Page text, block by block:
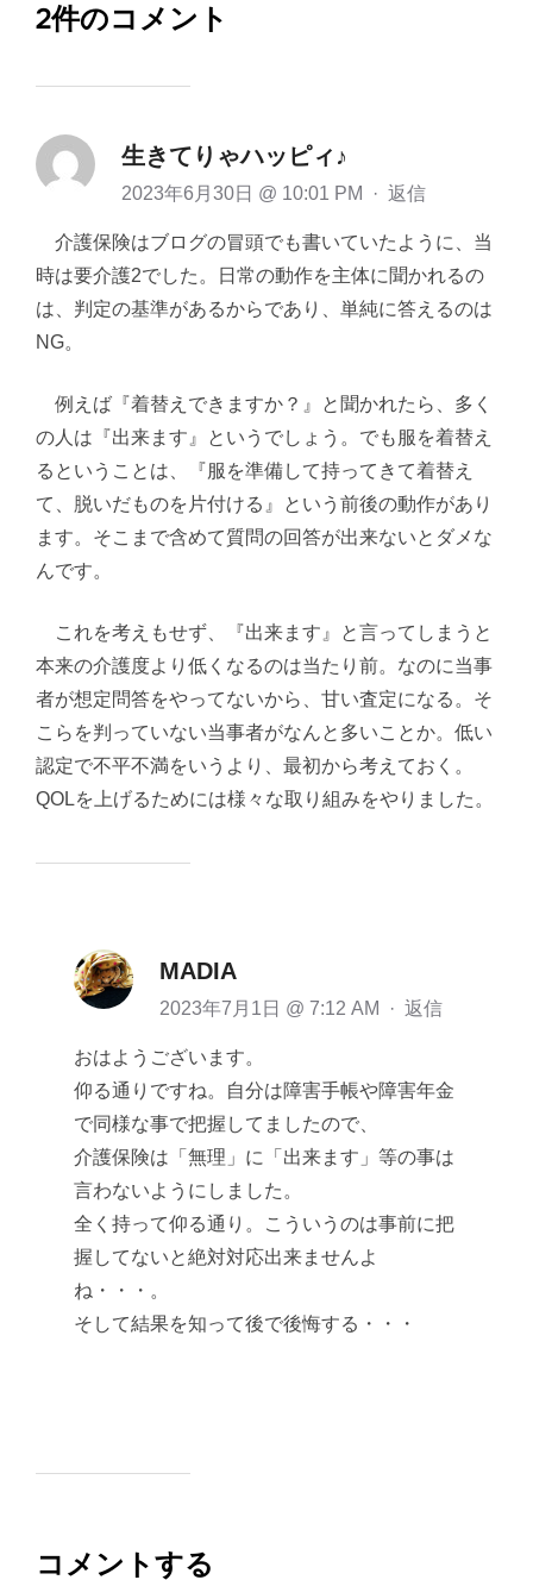
2件のコメント
生きてりゃハッピィ♪
2023年6月30日 @ 10:01 PM · 返信
介護保険はブログの冒頭でも書いていたように、当
時は要介護2でした。日常の動作を主体に聞かれるの
は、判定の基準があるからであり、単純に答えるのは
NG。
例えば『着替えできますか？』と聞かれたら、多く
の人は『出来ます』というでしょう。でも服を着替え
るということは、『服を準備して持ってきて着替え
て、脱いだものを片付ける』という前後の動作があり
ます。そこまで含めて質問の回答が出来ないとダメな
んです。
これを考えもせず、『出来ます』と言ってしまうと
本来の介護度より低くなるのは当たり前。なのに当事
者が想定問答をやってないから、甘い査定になる。そ
こらを判っていない当事者がなんと多いことか。低い
認定で不平不満をいうより、最初から考えておく。
QOLを上げるためには様々な取り組みをやりました。
MADIA
2023年7月1日 @ 7:12 AM · 返信
おはようございます。
仰る通りですね。自分は障害手帳や障害年金
で同様な事で把握してましたので、
介護保険は「無理」に「出来ます」等の事は
言わないようにしました。
全く持って仰る通り。こういうのは事前に把
握してないと絶対対応出来ませんよ
ね・・・。
そして結果を知って後で後悔する・・・
コメントする